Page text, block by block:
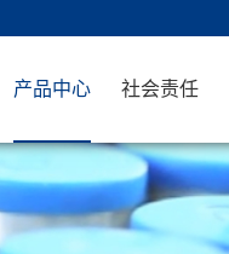
产品中心 社会责任